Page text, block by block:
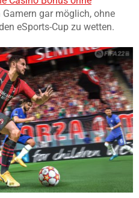
gar möglich, ohne
eSports-Cup zu wetten.